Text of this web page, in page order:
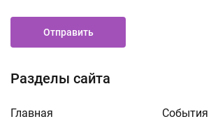
Разделы сайта
Главная События
Отправить